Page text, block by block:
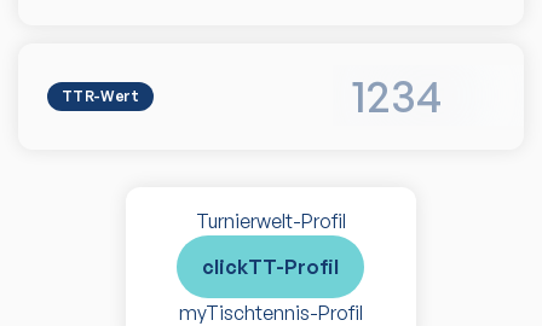
TTR-Wert 1234
Turnierwelt-Profil
clickTT-Profil
myTischtennis-Profil